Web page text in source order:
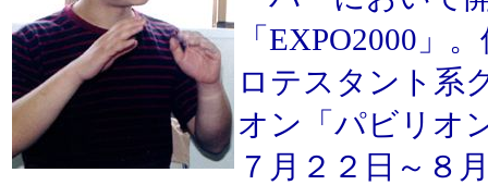
「EXPO2000」
ロテスタント系
オン「パビリオ
７月２２日～８